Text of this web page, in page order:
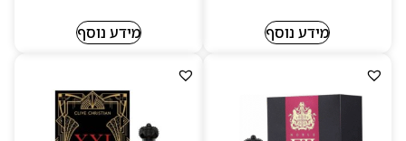
מידע נוסף מידע נוסף